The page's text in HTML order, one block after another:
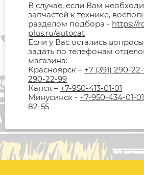
В случае, если Вам
запчастей к технике,
разделом подбора - https://
plus.ru/autocat
Если у Вас остались
задать по телефонам
магазина:
Красноярск – +7 (391) 290-
290-22-99
Канск – +7-950-413-01-01
Минусинск - +7-950-434-01-01
82-55